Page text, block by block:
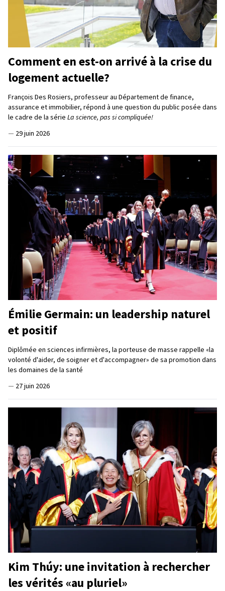
Comment en est-on arrivé à la crise du
logement actuelle?
François Des Rosiers, professeur au Département de finance,
assurance et immobilier, répond à une question du public posée dans
le cadre de la série La science, pas si compliquée!
— 29 juin 2026
Émilie Germain: un leadership naturel
et positif
Diplômée en sciences infirmières, la porteuse de masse rappelle «la
volonté d'aider, de soigner et d'accompagner» de sa promotion dans
les domaines de la santé
— 27 juin 2026
Kim Thúy: une invitation à rechercher
les vérités «au pluriel»